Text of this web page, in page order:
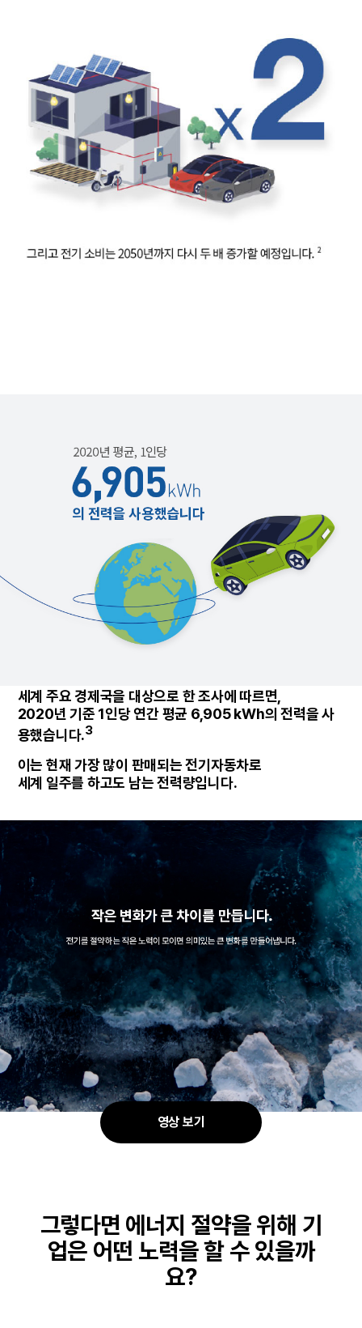
세계 주요 경제국을 대상으로 한 조사에 따르면,
2020년 기준 1인당 연간 평균 6,905 kWh의 전력을 사
용했습니다.3
이는 현재 가장 많이 판매되는 전기자동차로
세계 일주를 하고도 남는 전력량입니다.
영상 보기
그렇다면 에너지 절약을 위해 기
업은 어떤 노력을 할 수 있을까
요?